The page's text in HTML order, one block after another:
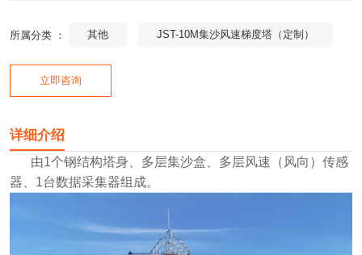
所属分类 ： 其他 JST-10M集沙风速梯度塔（定制）
立即咨询
详细介绍
由1个钢结构塔身、多层集沙盒、多层风速（风向）传感
器、1台数据采集器组成。